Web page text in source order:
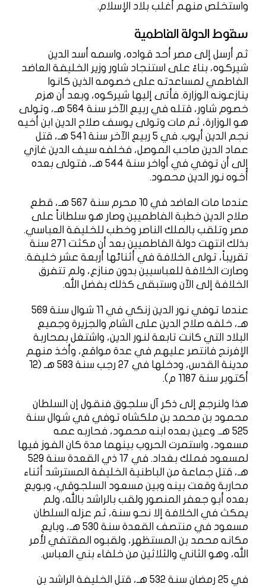
واستخلص منهم أغلب بلاد الإسلام.
سقوط الدولة الفاطمية
ثم أرسل إلى مصر أحد قواده، واسمه أسد الدين
شيركوه، بناءً على استنجاد شاور وزير الخليفة العاضد
الفاطمي لمساعدته على خصومه الذين كانوا
ينازعونه الوزارة. فأتى إليها شيركوه، وبعد أن هزم
خصوم شاور، قتله في ربيع الآخر سنة 564 هـ، وتولى
هو الوزارة، ثم مات وتولى يوسف صلاح الدين ابن أخيه
نجم الدين أيوب. في 5 ربيع الآخر سنة 541 هـ، قتل
عماد الدين صاحب الموصل، فخلفه سيف الدين غازي
إلى أن توفي في أواخر سنة 544 هـ، فتولى بعده
أخوه نور الدين محمود.
عندما مات العاضد في 10 محرم سنة 567 هـ، قطع
صلاح الدين خطبة الفاطميين وصار هو سلطاناً على
مصر وتلقب بالملك الناصر وخطب للخليفة العباسي.
بذلك انتهت دولة الفاطميين بعد أن مكثت 271 سنة
تقريباً، تولى الخلافة في أثنائها أربعة عشر خليفة.
وصارت الخلافة للعباسيين بدون منازع، ولم تتفرق
الخلافة إلى الآن وستبقى كذلك بفضل الله.
عندما توفي نور الدين زنكي في 11 شوال سنة 569
هـ، خلفه صلاح الدين على الشام والجزيرة وجميع
البلاد التي كانت تابعة لنور الدين، واشتغل بمحاربة
الإفرنج فانتصر عليهم في عدة مواقع، وأخذ منهم
مدينة القدس، ودخلها في 27 رجب سنة 583 هـ (12
أكتوبر سنة 1187 م).
هذا ولنرجع إلى ذكر آل سلجوق فنقول إن السلطان
محمود بن محمد بن ملكشاه توفي في شوال سنة
525 هـ. وعين بعده ابنه محمود، فحاربه عمه
مسعود، واستمرت الحروب بينهما مدة كان الفوز فيها
لمسعود فملك بغداد. في 17 ذي القعدة سنة 529
هـ، قتل جماعة من الباطنية الخليفة المسترشد أثناء
محاربة وقعت بينه وبين مسعود السلجوقي، وبويع
بعده أبو جعفر المنصور ولقب بالراشد بالله، ولم
يمكث في الخلافة إلا نحو سنة، ثم عزله السلطان
مسعود في منتصف القعدة سنة 530 هـ، وبايع
مكانه محمد بن المستظهر، ولقبوه المقتفي لأمر
الله، وهو الثاني والثلاثين من خلفاء بني العباس.
في 25 رمضان سنة 532 هـ، قتل الخليفة الراشد بن